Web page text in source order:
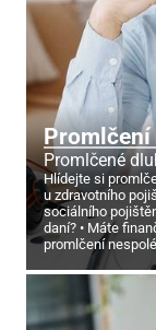
Promlčení
Promlčené
Hlídejte si
u zdravotního
sociálního
daní?
Máte
promlčení